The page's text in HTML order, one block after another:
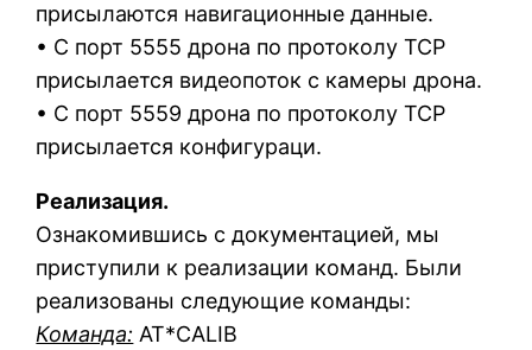
присылаются навигационные данные.
• С порт 5555 дрона по протоколу TCP
присылается видеопоток с камеры дрона.
• С порт 5559 дрона по протоколу TCP
присылается конфигураци.
Реализация.
Ознакомившись с документацией, мы
приступили к реализации команд. Были
реализованы следующие команды:
Команда: AT*CALIB